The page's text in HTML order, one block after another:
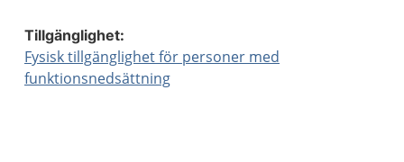
Tillgänglighet:
Fysisk tillgänglighet för personer med
funktionsnedsättning